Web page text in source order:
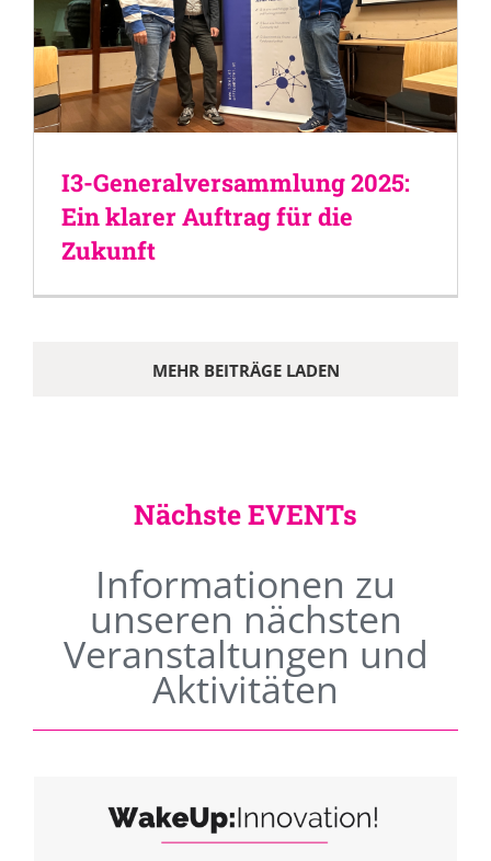
I3-Generalversammlung 2025:
Ein klarer Auftrag für die
Zukunft
MEHR BEITRÄGE LADEN
Nächste EVENTs
Informationen zu
unseren nächsten
Veranstaltungen und
Aktivitäten